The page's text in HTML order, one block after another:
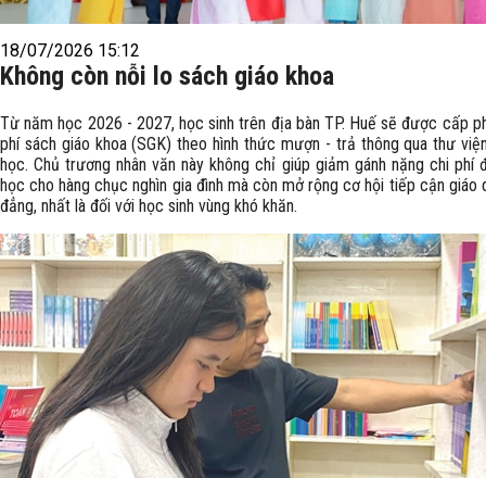
18/07/2026 15:12
Không còn nỗi lo sách giáo khoa
Từ năm học 2026 - 2027, học sinh trên địa bàn TP. Huế sẽ được cấp
phí sách giáo khoa (SGK) theo hình thức mượn - trả thông qua thư
học. Chủ trương nhân văn này không chỉ giúp giảm gánh nặng chi phí
học cho hàng chục nghìn gia đình mà còn mở rộng cơ hội tiếp cận giáo
đẳng, nhất là đối với học sinh vùng khó khăn.